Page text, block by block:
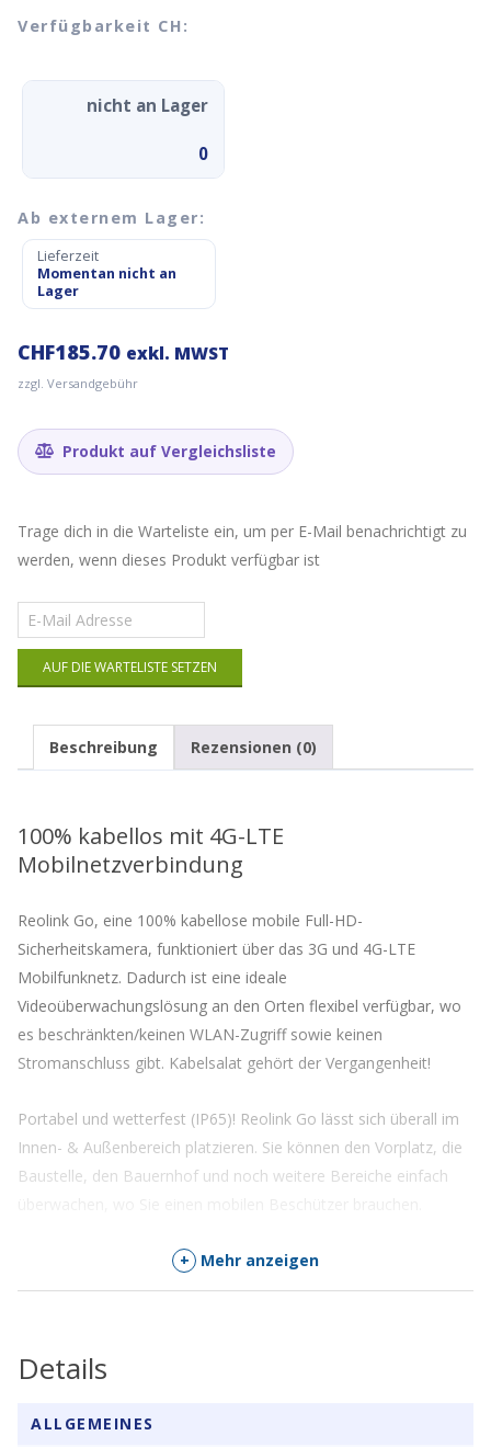
Verfügbarkeit CH:
nicht an Lager
0
Ab externem Lager:
Lieferzeit
Momentan nicht an
Lager
CHF185.70 exkl. MWST
zzgl. Versandgebühr
Produkt auf Vergleichsliste
Trage dich in die Warteliste ein, um per E-Mail benachrichtigt zu
werden, wenn dieses Produkt verfügbar ist
Gib
deine
E-
Mail-
Adresse
die
dieses
Produkt
AUF DIE WARTELISTE SETZEN
Beschreibung Rezensionen (0)
100% kabellos mit 4G-LTE
Mobilnetzverbindung
Reolink Go, eine 100% kabellose mobile Full-HD-
Sicherheitskamera, funktioniert über das 3G und 4G-LTE
Mobilfunknetz. Dadurch ist eine ideale
Videoüberwachungslösung an den Orten flexibel verfügbar, wo
es beschränkten/keinen WLAN-Zugriff sowie keinen
Stromanschluss gibt. Kabelsalat gehört der Vergangenheit!
Portabel und wetterfest (IP65)! Reolink Go lässt sich überall im
Innen- & Außenbereich platzieren. Sie können den Vorplatz, die
Baustelle, den Bauernhof und noch weitere Bereiche einfach
* Eine SIM-Karte mit passendem Datentarif wird extra benötigt.
Sie können diesehierbestellen.
Umweltschonend
+ Mehr anzeigen
Details
ALLGEMEINES